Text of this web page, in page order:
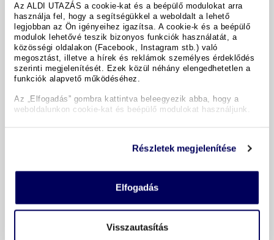
Az ALDI UTAZÁS a cookie-kat és a beépülő modulokat arra
használja fel, hogy a segítségükkel a weboldalt a lehető
legjobban az Ön igényeihez igazítsa. A cookie-k és a beépülő
modulok lehetővé teszik bizonyos funkciók használatát, a
közösségi oldalakon (Facebook, Instagram stb.) való
megosztást, illetve a hírek és reklámok személyes érdeklődés
szerinti megjelenítését. Ezek közül néhány elengedhetetlen a
funkciók alapvető működéséhez.
Az „Elfogadás” gombra kattintva beleegyezik abba, hogy a
weboldalunkon cookie-kat és beépülő modulokat használjunk.
Részletek megjelenítése
Elfogadás
Visszautasítás
Comfort Hotel Runway
Nagyon jó 5
45 Értékelés
teljes ár
Időpontok és árak